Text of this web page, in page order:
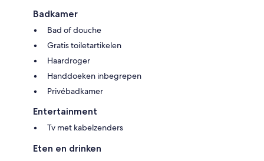
Badkamer
Bad of douche
Gratis toiletartikelen
Haardroger
Handdoeken inbegrepen
Privébadkamer
Entertainment
Tv met kabelzenders
Eten en drinken